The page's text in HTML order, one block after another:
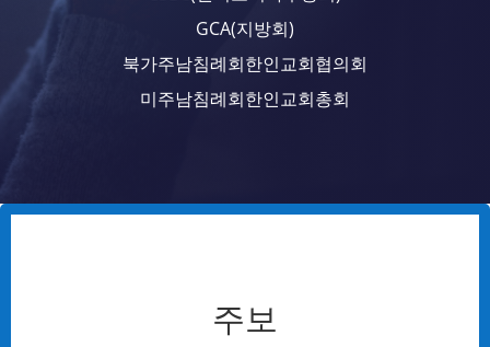
GCA(지방회)
북가주남침례회한인교회협의회
미주남침례회한인교회총회
주보